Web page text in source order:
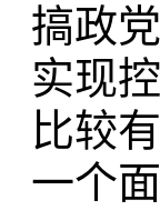
搞政
实现
比较
一个